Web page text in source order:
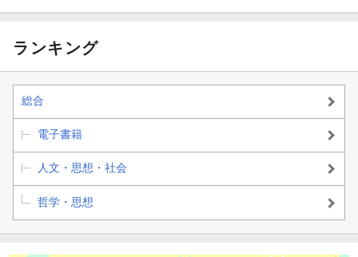
ランキング
総合
電子書籍
人文・思想・社会
哲学・思想